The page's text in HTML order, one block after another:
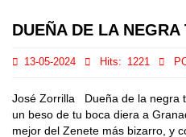
DUEÑA DE LA NEGRA
13-05-2024 Hits: 1221
José Zorrilla Dueña de la negra
un beso de tu boca diera a
mejor del Zenete más bizarro, y